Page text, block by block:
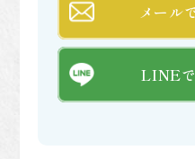
メール
LINE